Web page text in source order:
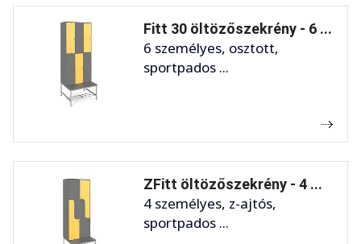
Fitt 30 öltözőszekrény - 6 ...
6 személyes, osztott,
sportpados ...
ZFitt öltözőszekrény - 4 ...
4 személyes, z-ajtós,
sportpados ...